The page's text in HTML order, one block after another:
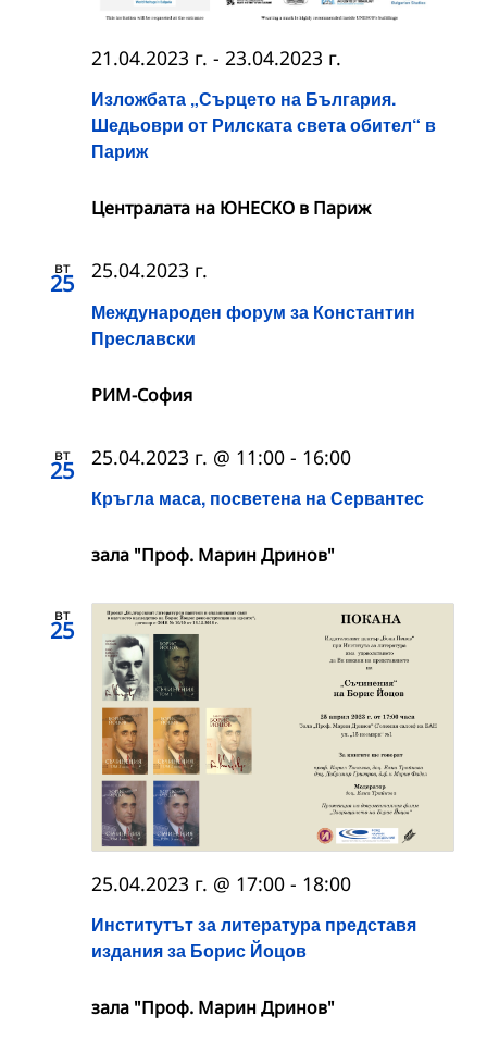
Изложбата „Сърцето на България.
Шедьоври от Рилската света обител“ в
Париж
21.04.2023 г. - 23.04.2023 г.
Централата на ЮНЕСКО в Париж
вт
25
Международен форум за Константин
Преславски
25.04.2023 г.
РИМ-София
вт
25
Кръгла маса, посветена на Сервантес
25.04.2023 г. @ 11:00 - 16:00
зала "Проф. Марин Дринов"
вт
25
Институтът за литература представя
издания за Борис Йоцов
25.04.2023 г. @ 17:00 - 18:00
зала "Проф. Марин Дринов"